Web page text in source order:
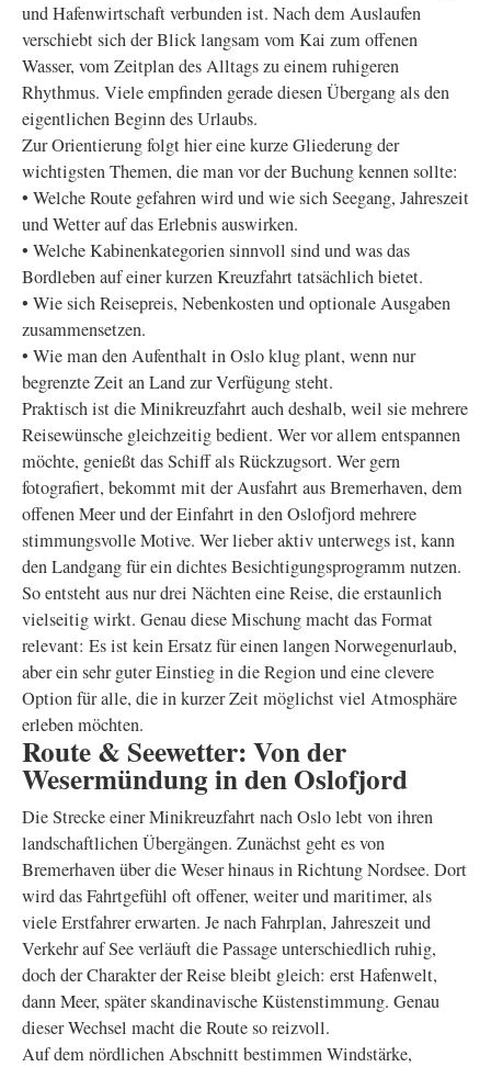
und Hafenwirtschaft verbunden ist. Nach dem Auslaufen
verschiebt sich der Blick langsam vom Kai zum offenen
Wasser, vom Zeitplan des Alltags zu einem ruhigeren
Rhythmus. Viele empfinden gerade diesen Übergang als den
eigentlichen Beginn des Urlaubs.
Zur Orientierung folgt hier eine kurze Gliederung der
wichtigsten Themen, die man vor der Buchung kennen sollte:
• Welche Route gefahren wird und wie sich Seegang, Jahreszeit
und Wetter auf das Erlebnis auswirken.
• Welche Kabinenkategorien sinnvoll sind und was das
Bordleben auf einer kurzen Kreuzfahrt tatsächlich bietet.
• Wie sich Reisepreis, Nebenkosten und optionale Ausgaben
zusammensetzen.
• Wie man den Aufenthalt in Oslo klug plant, wenn nur
begrenzte Zeit an Land zur Verfügung steht.
Praktisch ist die Minikreuzfahrt auch deshalb, weil sie mehrere
Reisewünsche gleichzeitig bedient. Wer vor allem entspannen
möchte, genießt das Schiff als Rückzugsort. Wer gern
fotografiert, bekommt mit der Ausfahrt aus Bremerhaven, dem
offenen Meer und der Einfahrt in den Oslofjord mehrere
stimmungsvolle Motive. Wer lieber aktiv unterwegs ist, kann
den Landgang für ein dichtes Besichtigungsprogramm nutzen.
So entsteht aus nur drei Nächten eine Reise, die erstaunlich
vielseitig wirkt. Genau diese Mischung macht das Format
relevant: Es ist kein Ersatz für einen langen Norwegenurlaub,
aber ein sehr guter Einstieg in die Region und eine clevere
Option für alle, die in kurzer Zeit möglichst viel Atmosphäre
erleben möchten.
Route & Seewetter: Von der
Wesermündung in den Oslofjord
Die Strecke einer Minikreuzfahrt nach Oslo lebt von ihren
landschaftlichen Übergängen. Zunächst geht es von
Bremerhaven über die Weser hinaus in Richtung Nordsee. Dort
wird das Fahrtgefühl oft offener, weiter und maritimer, als
viele Erstfahrer erwarten. Je nach Fahrplan, Jahreszeit und
Verkehr auf See verläuft die Passage unterschiedlich ruhig,
doch der Charakter der Reise bleibt gleich: erst Hafenwelt,
dann Meer, später skandinavische Küstenstimmung. Genau
dieser Wechsel macht die Route so reizvoll.
Auf dem nördlichen Abschnitt bestimmen Windstärke,